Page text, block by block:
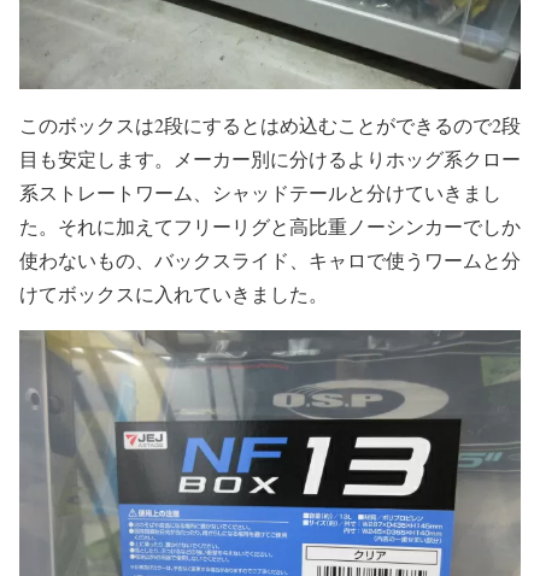
このボックスは2段にするとはめ込むことができるので2段
目も安定します。メーカー別に分けるよりホッグ系クロー
系ストレートワーム、シャッドテールと分けていきまし
た。それに加えてフリーリグと高比重ノーシンカーでしか
使わないもの、バックスライド、キャロで使うワームと分
けてボックスに入れていきました。